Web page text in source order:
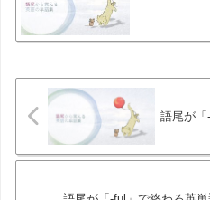
語尾が